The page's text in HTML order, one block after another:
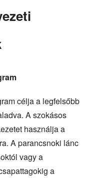
célja a legfelsőbb
A szokásos
használja a
A parancsnoki lánc
vagy a
a